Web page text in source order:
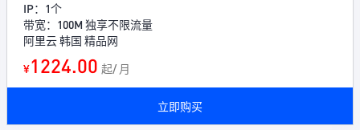
IP：1个
带宽：100M 独享不限流量
阿里云 韩国 精品网
¥1224.00 起/ 月
立即购买